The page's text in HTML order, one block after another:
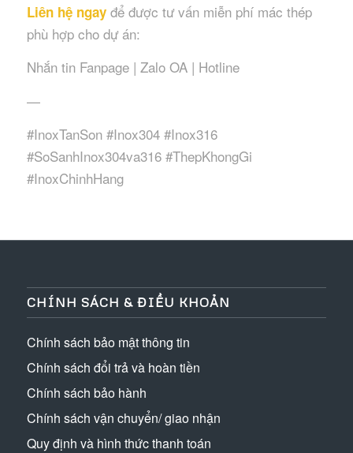
Liên hệ ngayđể được tư vấn miễn phí mác thép
phù hợp cho dự án:
Nhắn tin Fanpage | Zalo OA | Hotline
—
#InoxTanSon #Inox304 #Inox316
#SoSanhInox304va316 #ThepKhongGi
#InoxChinhHang
CHÍNH SÁCH & ĐIỀU KHOẢN
Chính sách bảo mật thông tin
Chính sách đổi trả và hoàn tiền
Chính sách bảo hành
Chính sách vận chuyển/ giao nhận
Quy định và hình thức thanh toán